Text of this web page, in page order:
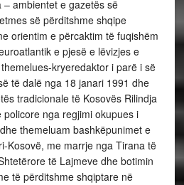
– ambientet e gazetës së
së përditshme shqipe
orientim e përcaktim të fuqishëm
e pjesë e lëvizjes e
kryeredaktor i parë i së
të dalë nga 18 janari 1991 dhe
tradicionale të Kosovës Rilindja
nga regjimi okupues i
themeluam bashkëpunimet e
Kosovë, me marrje nga Tirana të
të Lajmeve dhe botimin
të përditshme shqiptare në